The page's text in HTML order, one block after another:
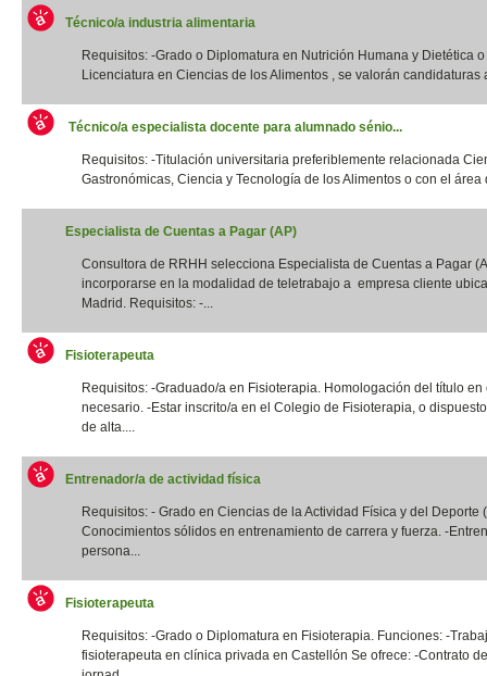
Técnico/a industria alimentaria
Requisitos: -Grado o Diplomatura en Nutrición Humana y Dietética
Licenciatura en Ciencias de los Alimentos , se valorán candidaturas
Técnico/a especialista docente para alumnado sénio...
Requisitos: -Titulación universitaria preferiblemente relacionada
Gastronómicas, Ciencia y Tecnología de los Alimentos o con el área
Especialista de Cuentas a Pagar (AP)
Consultora de RRHH selecciona Especialista de Cuentas a Pagar
incorporarse en la modalidad de teletrabajo a empresa cliente
Madrid. Requisitos: -...
Fisioterapeuta
Requisitos: -Graduado/a en Fisioterapia. Homologación del título en
necesario. -Estar inscrito/a en el Colegio de Fisioterapia, o
de alta....
Entrenador/a de actividad física
Requisitos: - Grado en Ciencias de la Actividad Física y del Deporte
Conocimientos sólidos en entrenamiento de carrera y fuerza. -
persona...
Fisioterapeuta
Requisitos: -Grado o Diplomatura en Fisioterapia. Funciones: -
fisioterapeuta en clínica privada en Castellón Se ofrece: -Contrato